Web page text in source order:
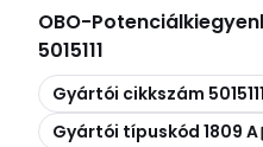
OBO-
5015111
Másolás
Gyártói cikkszám 5015111
Másolás
Gyártói típuskód 1809 A